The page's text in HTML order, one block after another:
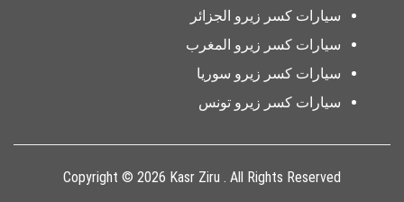
سيارات كسر زيرو الجزائر
سيارات كسر زيرو المغرب
سيارات كسر زيرو سوريا
سيارات كسر زيرو تونس
Copyright © 2026 Kasr Ziru . All Rights Reserved